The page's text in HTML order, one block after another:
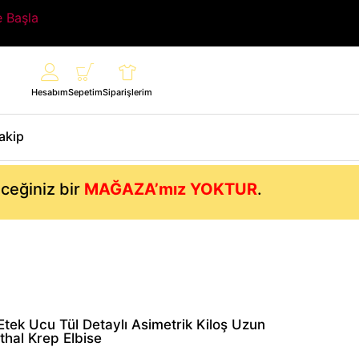
Başla
HesabımSepetimSiparişlerim
bir MAĞAZA’mız YOKTUR.
Ucu Tül Detaylı Asimetrik Kiloş Uzun
Krep Elbise